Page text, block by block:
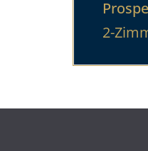
2-